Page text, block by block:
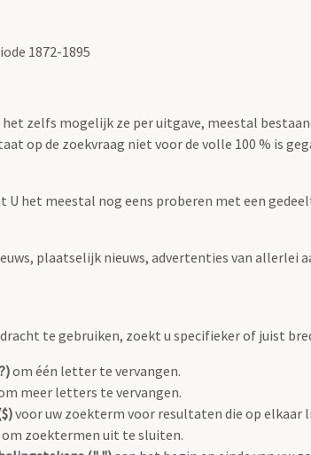
1872-1895
zelfs mogelijk ze per uitgave, meestal
op de zoekvraag niet voor de volle 100 % is
het meestal nog eens proberen met een
plaatselijk nieuws, advertenties van
te gebruiken, zoekt u specifieker of juist
om één letter te vervangen.
meer letters te vervangen.
voor uw zoekterm voor resultaten die op elkaar
om zoektermen uit te sluiten.